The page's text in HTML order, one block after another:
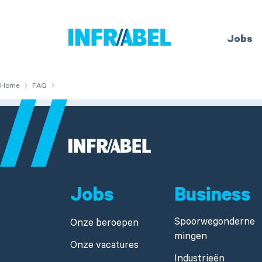
Home Jobs
Home FAQ
Jobs
Onze beroepen
Onze vacatures
Business
Spoorwegonderne
mingen